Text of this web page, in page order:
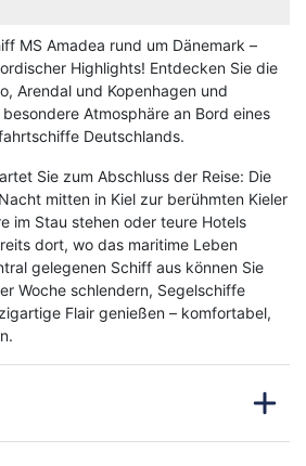
MS Amadea rund um Dänemark –
Highlights! Entdecken Sie die
Arendal und Kopenhagen und
Atmosphäre an Bord eines
Deutschlands.
Sie zum Abschluss der Reise: Die
mitten in Kiel zur berühmten Kieler
im Stau stehen oder teure Hotels
dort, wo das maritime Leben
gelegenen Schiff aus können Sie
Woche schlendern, Segelschiffe
Flair genießen – komfortabel,